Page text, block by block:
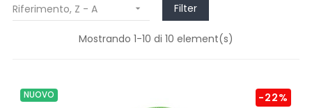
Riferimento, Z - A  Filter
Mostrando 1-10 di 10 element(s)
NUOVO -22%